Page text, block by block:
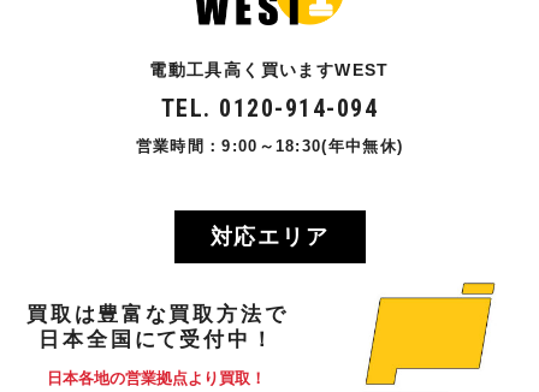
電動工具高く買いますWEST
TEL. 0120-914-094
営業時間：9:00～18:30(年中無休)
対応エリア
買取 は 豊富な買取方法で
日本全国 にて 受付中！
日本各地の営業拠点より買取！